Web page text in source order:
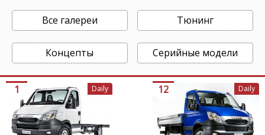
Все галереи Тюнинг
Концепты Серийные модели
1 Daily 12 Daily